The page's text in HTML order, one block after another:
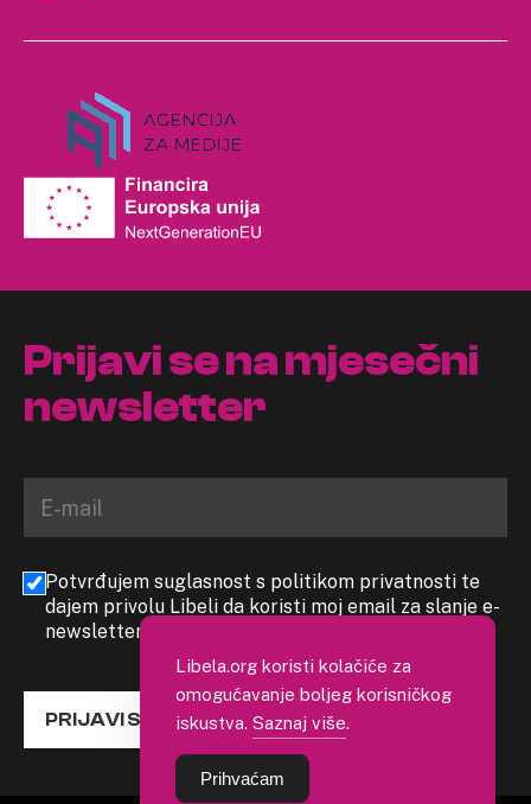
Prijavi se na mjesečni
newsletter
Potvrđujem suglasnost s politikom privatnosti te
dajem privolu Libeli da koristi moj email za slanje e-
newslettera
PRIJAVI SE
Libela.org koristi kolačiće za
omogućavanje boljeg korisničkog
iskustva. Saznaj više.
Prihvaćam